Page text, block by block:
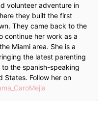
volunteer adventure in
they built the first
They came back to the
continue her work as a
Miami area. She is a
the latest parenting
the spanish-speaking
States. Follow her on